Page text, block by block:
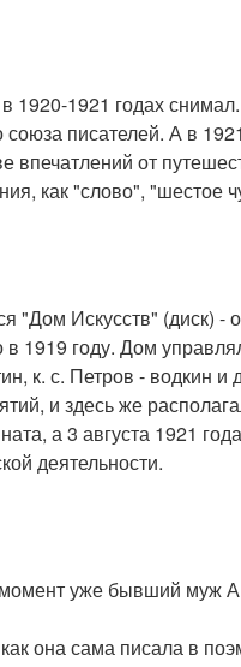
1921 годах
союза писателей. А в
впечатлений от
как "слово", "шестое
"Дом Искусств" (диск) -
в 1919 году. Дом
к. с. Петров - водкин и
и здесь же
а 3 августа 1921
деятельности.
момент уже бывший
она сама писала в